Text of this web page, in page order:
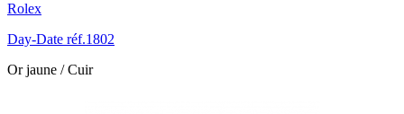
Rolex
Day-Date réf.1802
Or jaune / Cuir